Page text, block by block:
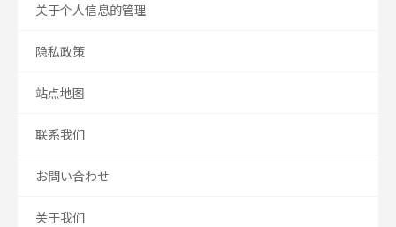
关于个人信息的管理
隐私政策
站点地图
联系我们
お問い合わせ
关于我们